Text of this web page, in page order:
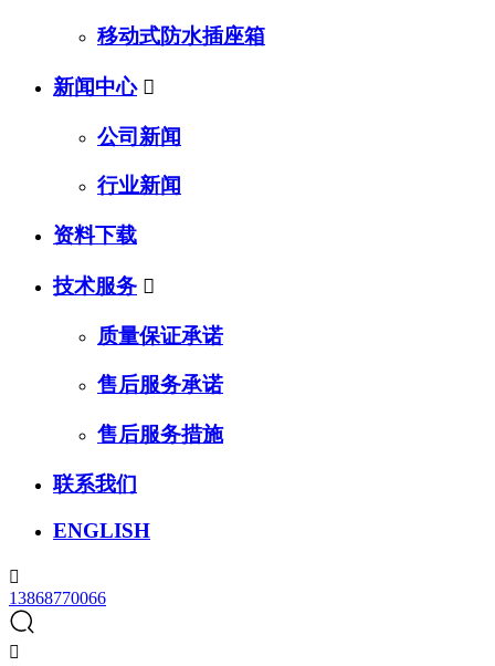
移动式防水插座箱
新闻中心 
公司新闻
行业新闻
资料下载
技术服务 
质量保证承诺
售后服务承诺
售后服务措施
联系我们
ENGLISH

13868770066
